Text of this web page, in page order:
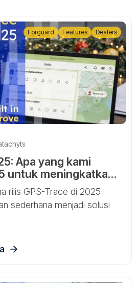
Apa yang kami
untuk meningkatkan
rilis GPS-Trace di 2025
sederhana menjadi solusi
Forguard Features Dealers